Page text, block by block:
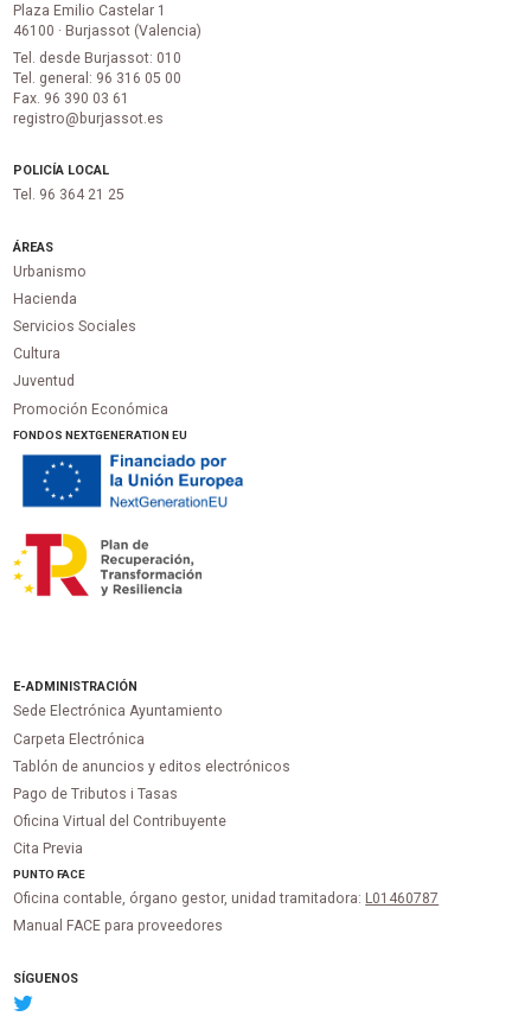
Plaza Emilio Castelar 1
46100 · Burjassot (Valencia)
Tel. desde Burjassot: 010
Tel. general: 96 316 05 00
Fax. 96 390 03 61
registro@burjassot.es
POLICÍA LOCAL
Tel. 96 364 21 25
ÁREAS
Urbanismo
Hacienda
Servicios Sociales
Cultura
Juventud
Promoción Económica
FONDOS NEXTGENERATION EU
E-ADMINISTRACIÓN
Sede Electrónica Ayuntamiento
Carpeta Electrónica
Tablón de anuncios y editos electrónicos
Pago de Tributos i Tasas
Oficina Virtual del Contribuyente
Cita Previa
PUNTOFACE
Oficina contable, órgano gestor, unidad tramitadora: L01460787
Manual FACE para proveedores
SÍGUENOS